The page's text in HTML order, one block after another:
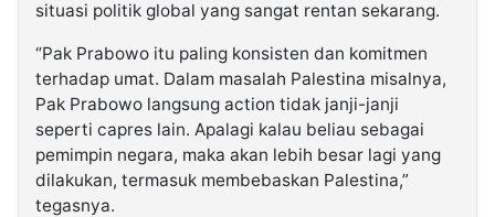
situasi politik global yang sangat rentan sekarang.
“Pak Prabowo itu paling konsisten dan komitmen
terhadap umat. Dalam masalah Palestina misalnya,
Pak Prabowo langsung action tidak janji-janji
seperti capres lain. Apalagi kalau beliau sebagai
pemimpin negara, maka akan lebih besar lagi yang
dilakukan, termasuk membebaskan Palestina,”
tegasnya.